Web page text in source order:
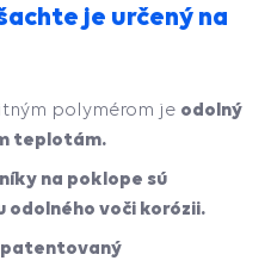
je určený na
polymérom je odolný
teplotám.
na poklope sú
odolného voči korózii.
patentovaný